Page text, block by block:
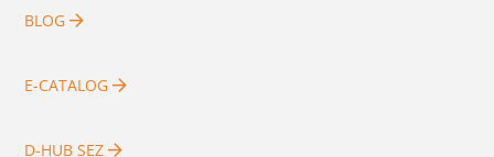
BLOG
E-CATALOG
D-HUB SEZ